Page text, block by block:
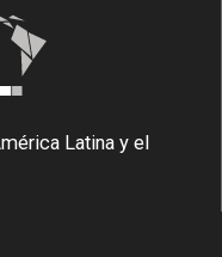
Latina y el